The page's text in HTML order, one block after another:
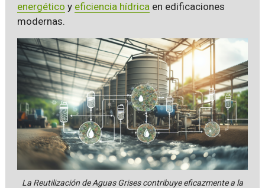
energético y eficiencia hídricaen edificaciones
modernas.
La Reutilización de Aguas Grises contribuye eficazmente a la